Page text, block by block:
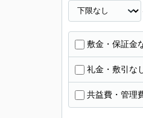
敷金・保証金
礼金・敷引な
共益費・管理